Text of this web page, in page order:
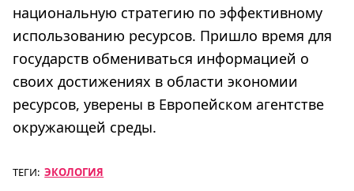
национальную стратегию по эффективному
использованию ресурсов. Пришло время для
государств обмениваться информацией о
своих достижениях в области экономии
ресурсов, уверены в Европейском агентстве
окружающей среды.
ТЕГИ: ЭКОЛОГИЯ